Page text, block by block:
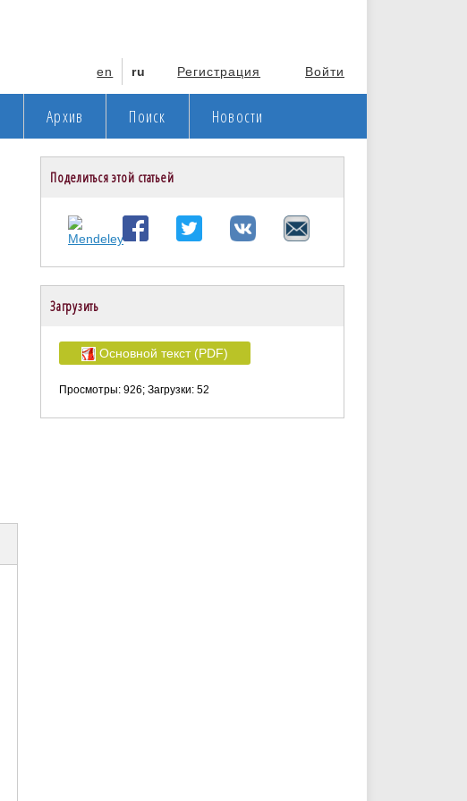
Регистрация Войти
en ru
Архив Поиск Новости
Поделиться этой статьей
Загрузить
Основной текст (PDF)
Просмотры: 926; Загрузки: 52